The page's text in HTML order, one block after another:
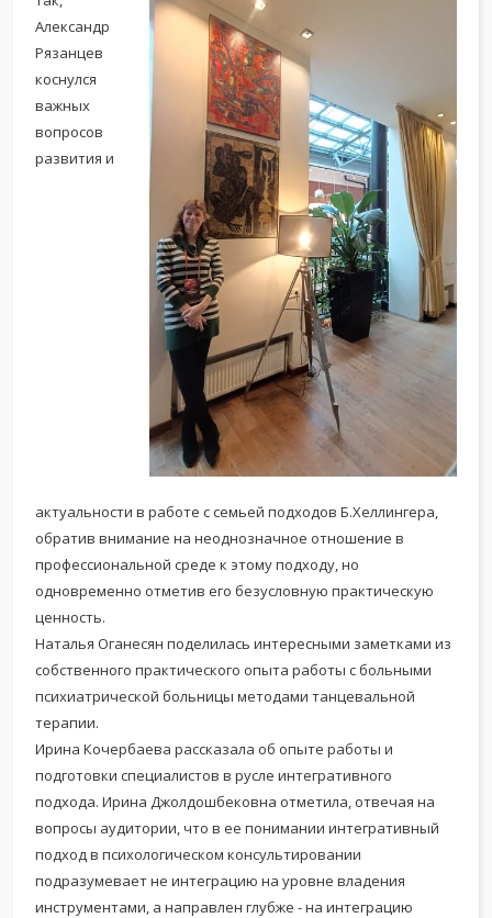
Александр
Рязанцев
коснулся
важных
вопросов
развития и
актуальности в работе с семьей подходов Б.Хеллингера,
обратив внимание на неоднозначное отношение в
профессиональной среде к этому подходу, но
одновременно отметив его безусловную практическую
ценность.
Наталья Оганесян поделилась интересными заметками из
собственного практического опыта работы с больными
психиатрической больницы методами танцевальной
терапии.
Ирина Кочербаева рассказала об опыте работы и
подготовки специалистов в русле интегративного
подхода. Ирина Джолдошбековна отметила, отвечая на
вопросы аудитории, что в ее понимании интегративный
подход в психологическом консультировании
подразумевает не интеграцию на уровне владения
инструментами, а направлен глубже - на интеграцию